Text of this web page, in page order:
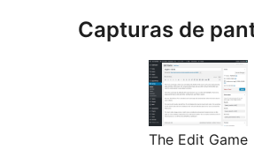
Capturas de
The Edit Game